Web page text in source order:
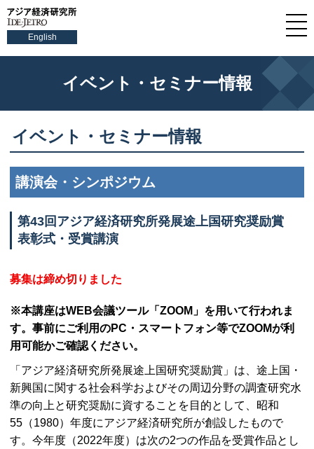
English
イベント・セミナー情報
イベント・セミナー情報
講演会・シンポジウム
第43回アジア経済研究所発展途上国研究奨励賞
表彰式・受賞講演
募集は締め切りました
※本講座はWEB会議ツール「 ZOOM 」を用いて行われま
す。事前にご利用のPC ・スマートフォン等でZOOMが利
用可能かご確認ください。
「アジア経済研究所発展途上国研究奨励賞」は、途上国・
新興国に関する社会科学およびその周辺分野の調査研究水
準の向上と研究奨励に資することを目的として、昭和
55（1980）年度にアジア経済研究所が創設したもので
す。今年度（2022年度）は次の2つの作品を受賞作品とし